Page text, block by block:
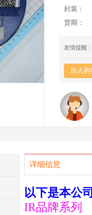
封装：
货期：
友情提醒
加入
详细信息
以下是本公
IR品牌系列